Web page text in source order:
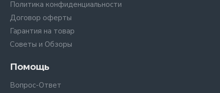
Политика конфиденциальности
Договор оферты
Гарантия на товар
Советы и Обзоры
Помощь
Вопрос-Ответ